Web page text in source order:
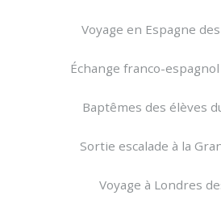
Voyage en Espagne
Échange franco-
Baptêmes des élèves
Sortie escalade à la
Voyage à Londres